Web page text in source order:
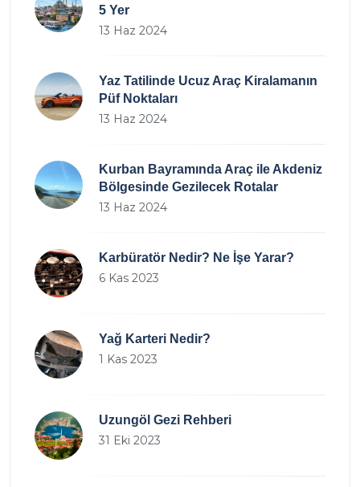
5 Yer
13 Haz 2024
Yaz Tatilinde Ucuz Araç Kiralamanın
Püf Noktaları
13 Haz 2024
Kurban Bayramında Araç ile Akdeniz
Bölgesinde Gezilecek Rotalar
13 Haz 2024
Karbüratör Nedir? Ne İşe Yarar?
6 Kas 2023
Yağ Karteri Nedir?
1 Kas 2023
Uzungöl Gezi Rehberi
31 Eki 2023